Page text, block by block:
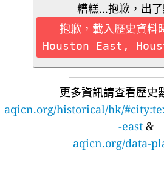
糟糕...抱歉，出
抱歉，載入歷史資料
Houston East,
更多資訊請查看歷史
aqicn.org/historical/hk/
-east &
aqicn.org/data-